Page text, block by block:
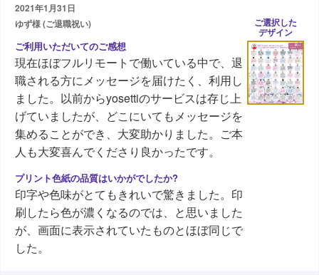
2021年1月31日
ゆず様 (ご退職祝い)
現在ほぼフルリモートで働いている中で、退
職される方にメッセージを届けたく、利用し
ました。以前からyosettiのサービスは存じ上
げていましたが、どこにいてもメッセージを
集めることができ、大変助かりました。ご本
人も大変喜んでくださり良かったです。
印字や色味がとてもきれいで驚きました。印
刷したら色が濃くなるのでは、と思いました
が、画面に表示されていたものとほぼ同じで
した。
ご選択した
デザイン